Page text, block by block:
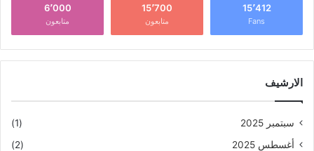
15٬412
Fans
15٬700
متابعون
6٬000
متابعون
الارشيف
سبتمبر 2025
(1)
أغسطس 2025
(2)